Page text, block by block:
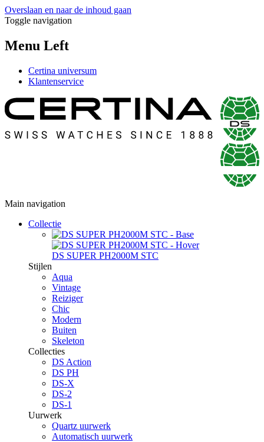
Overslaan en naar de inhoud gaan
Toggle navigation
Menu Left
Certina universum
Klantenservice
Main navigation
Collectie
DS SUPER PH2000M STC
Stijlen
Aqua
Vintage
Reiziger
Chic
Modern
Buiten
Skeleton
Collecties
DS Action
DS PH
DS-X
DS-2
DS-1
Uurwerk
Quartz uurwerk
Automatisch uurwerk